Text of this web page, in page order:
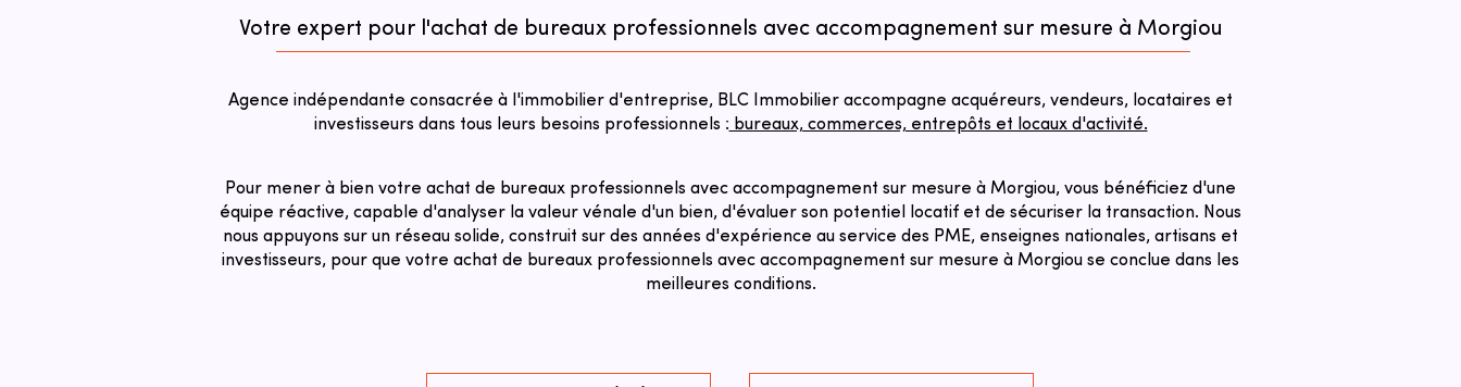
Votre expert pour l'achat de bureaux professionnels avec accompagnement sur mesure à Morgiou
Agence indépendante consacrée à l'immobilier d'entreprise, BLC Immobilier accompagne acquéreurs, vendeurs, locataires et
investisseurs dans tous leurs besoins professionnels : bureaux, commerces, entrepôts et locaux d'activité.
Pour mener à bien votre achat de bureaux professionnels avec accompagnement sur mesure à Morgiou, vous bénéficiez d'une
équipe réactive, capable d'analyser la valeur vénale d'un bien, d'évaluer son potentiel locatif et de sécuriser la transaction. ​Nous
nous appuyons sur un réseau solide, construit sur des années d'expérience au service des PME, enseignes nationales, artisans et
investisseurs, pour que votre achat de bureaux professionnels avec accompagnement sur mesure à Morgiou se conclue dans les
meilleures conditions.